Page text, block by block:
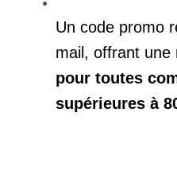
Un code promo
mail, offrant une
pour toutes
supérieures à